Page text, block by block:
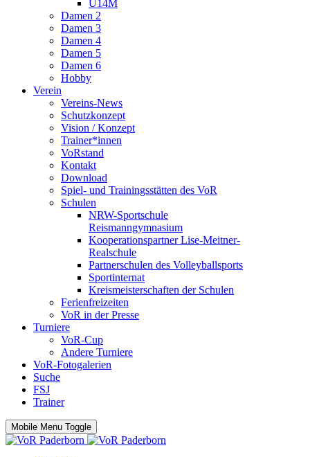
U14M
Damen 2
Damen 3
Damen 4
Damen 5
Damen 6
Hobby
Verein
Vereins-News
Schutzkonzept
Vision / Konzept
Trainer*innen
VoRstand
Kontakt
Download
Spiel- und Trainingsstätten des VoR
Schulen
NRW-Sportschule
Reismanngymnasium
Kooperationspartner Lise-Meitner-
Realschule
Partnerschulen des Volleyballsports
Sportinternat
Kreismeisterschaften der Schulen
Ferienfreizeiten
VoR in der Presse
Turniere
VoR-Cup
Andere Turniere
VoR-Fotogalerien
Suche
FSJ
Trainer
Mobile Menu Toggle